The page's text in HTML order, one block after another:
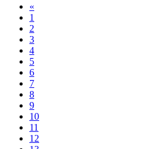
«
1
2
3
4
5
6
7
8
9
10
11
12